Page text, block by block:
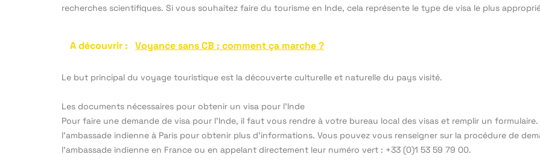
recherches scientifiques. Si vous souhaitez faire du tourisme en Inde, cela représente le type de visa le plus
A découvrir : Voyance sans CB : comment ça marche ?
Le but principal du voyage touristique est la découverte culturelle et naturelle du pays visité.
Les documents nécessaires pour obtenir un visa pour l’Inde
Pour faire une demande de visa pour l’Inde, il faut vous rendre à votre bureau local des visas et remplir un
l’ambassade indienne à Paris pour obtenir plus d’informations. Vous pouvez vous renseigner sur la procédure de
l’ambassade indienne en France ou en appelant directement leur numéro vert : +33 (0)1 53 59 79 00.